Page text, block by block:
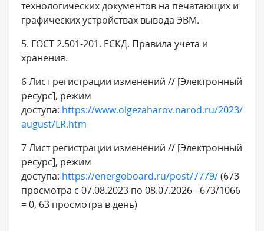
технологических документов на печатающих и
графических устройствах вывода ЭВМ.
5. ГОСТ 2.501-201. ЕСКД. Правила учета и
хранения.
6 Лист регистрации изменений // [Электронный
ресурс], режим
доступа: https://www.olgezaharov.narod.ru/2023/
august/LR.htm
7 Лист регистрации изменений // [Электронный
ресурс], режим
доступа: https://energoboard.ru/post/7779/(673
просмотра с 07.08.2023 по 08.07.2026 - 673/1066
= 0, 63 просмотра в день)